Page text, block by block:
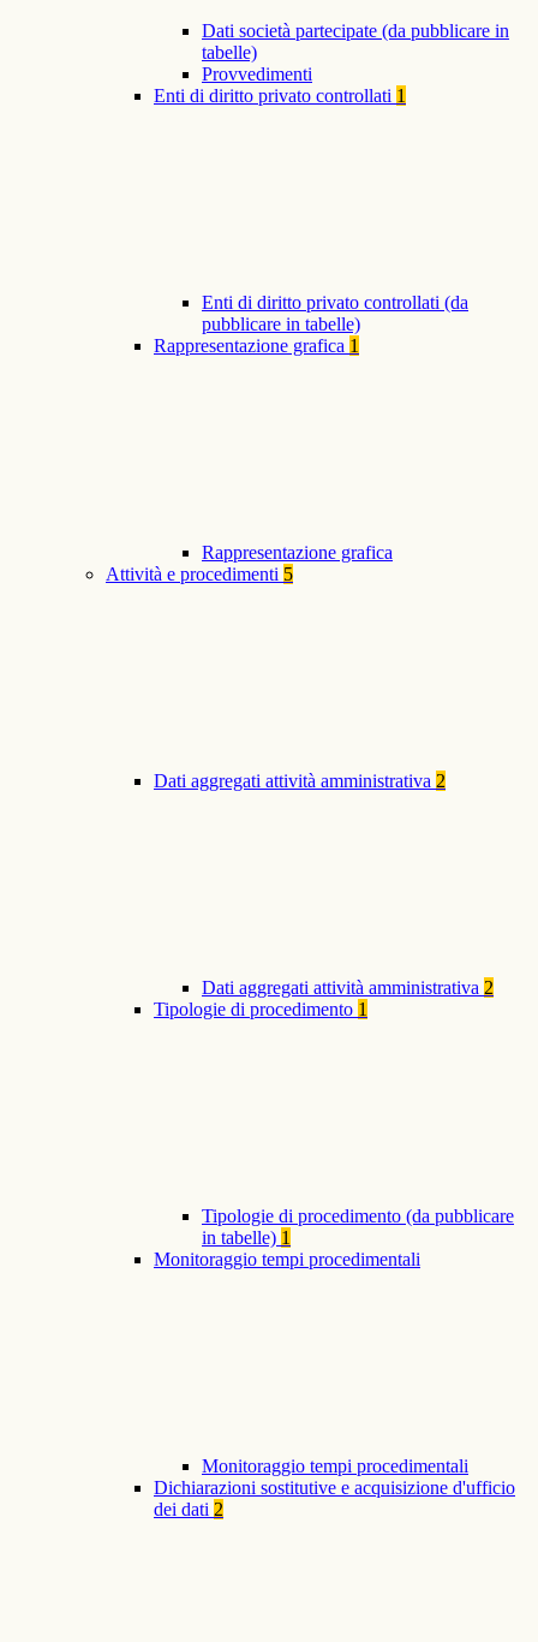
Dati società partecipate (da pubblicare in
tabelle)
Provvedimenti
Enti di diritto privato controllati 1
Enti di diritto privato controllati (da
pubblicare in tabelle)
Rappresentazione grafica 1
Rappresentazione grafica
Attività e procedimenti 5
Dati aggregati attività amministrativa 2
Dati aggregati attività amministrativa 2
Tipologie di procedimento 1
Tipologie di procedimento (da pubblicare
in tabelle) 1
Monitoraggio tempi procedimentali
Monitoraggio tempi procedimentali
Dichiarazioni sostitutive e acquisizione d'ufficio
dei dati 2